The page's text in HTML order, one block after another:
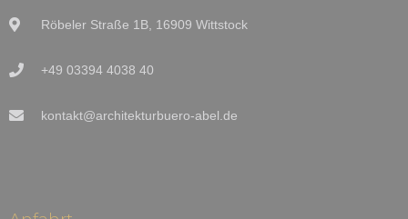
Röbeler Straße 1B, 16909 Wittstock
+49 03394 4038 40
kontakt@architekturbuero-abel.de